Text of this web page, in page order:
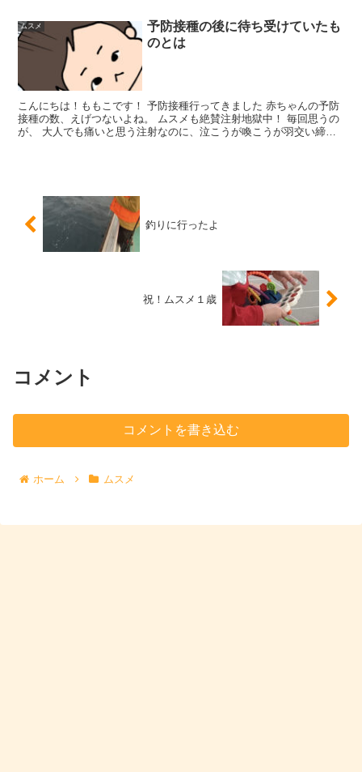
ムスメ
予防接種の後に待ち受けていたも
のとは
こんにちは！ももこです！ 予防接種行ってきました 赤ちゃんの予防
接種の数、えげつないよね。 ムスメも絶賛注射地獄中！ 毎回思うの
が、 大人でも痛いと思う注射なのに、泣こうが喚こうが羽交い締め
釣りに行ったよ
祝！ムスメ１歳
コメント
コメントを書き込む
ホーム ムスメ